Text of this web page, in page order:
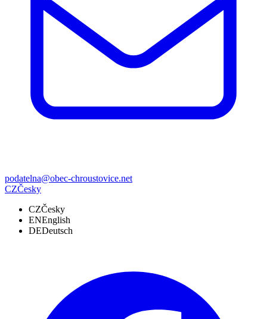
podatelna@obec-chroustovice.net
CZČesky
CZČesky
ENEnglish
DEDeutsch